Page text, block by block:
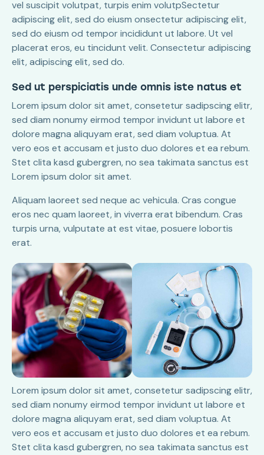
vel suscipit volutpat, turpis enim volutpSectetur
adipiscing elit, sed do eiusm onsectetur adipiscing elit,
sed do eiusm od tempor incididunt ut labore. Ut vel
placerat eros, eu tincidunt velit. Consectetur adipiscing
elit, adipiscing elit, sed do.
Sed ut perspiciatis unde omnis iste natus et
Lorem ipsum dolor sit amet, consetetur sadipscing elitr,
sed diam nonumy eirmod tempor invidunt ut labore et
dolore magna aliquyam erat, sed diam voluptua. At
vero eos et accusam et justo duo dolores et ea rebum.
Stet clita kasd gubergren, no sea takimata sanctus est
Lorem ipsum dolor sit amet.
Aliquam laoreet sed neque ac vehicula. Cras congue
eros nec quam laoreet, in viverra erat bibendum. Cras
turpis urna, vulputate at est vitae, posuere lobortis
erat.
Lorem ipsum dolor sit amet, consetetur sadipscing elitr,
sed diam nonumy eirmod tempor invidunt ut labore et
dolore magna aliquyam erat, sed diam voluptua. At
vero eos et accusam et justo duo dolores et ea rebum.
Stet clita kasd gubergren, no sea takimata sanctus est